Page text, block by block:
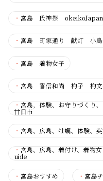
・ 宮島 氏神祭 okeikoJapan
・ 宮島 町家通り 献灯 小鳥
・ 宮島 着物女子
・ 宮島 誓信和尚 杓子 杓文
・ 宮島，体験、お守りづくり
廿日市
・ 宮島、広島、牡蠣、体験、
・ 宮島、広島、着付け、着物
uide
・ 宮島おすすめ ・ 宮島